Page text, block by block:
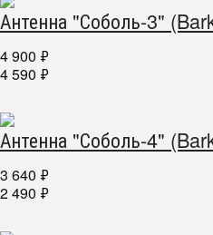
Антенна "Соболь-3"
4 900 ₽
4 590 ₽
Антенна "Соболь-4"
3 640 ₽
2 490 ₽